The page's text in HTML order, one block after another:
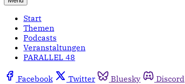
Start
Themen
Podcasts
Veranstaltungen
PARALLEL 48
Facebook Twitter Bluesky Discord